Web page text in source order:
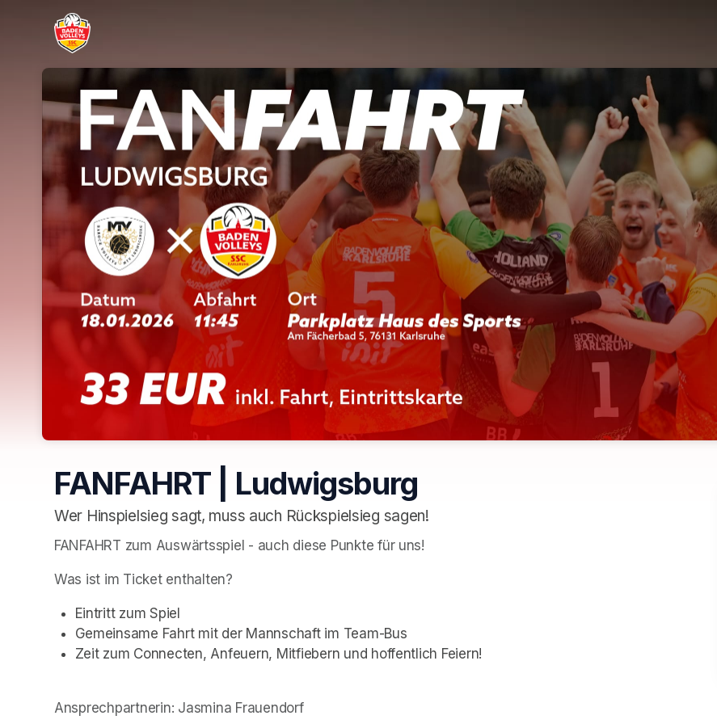
Skip header
FANFAHRT | Ludwigsburg
Wer Hinspielsieg sagt, muss auch Rückspielsieg sagen!
FANFAHRT zum Auswärtsspiel - auch diese Punkte für uns!
Was ist im Ticket enthalten?
Eintritt zum Spiel
Gemeinsame Fahrt mit der Mannschaft im Team-Bus
Zeit zum Connecten, Anfeuern, Mitfiebern und hoffentlich Feiern!
Ansprechpartnerin: Jasmina Frauendorf